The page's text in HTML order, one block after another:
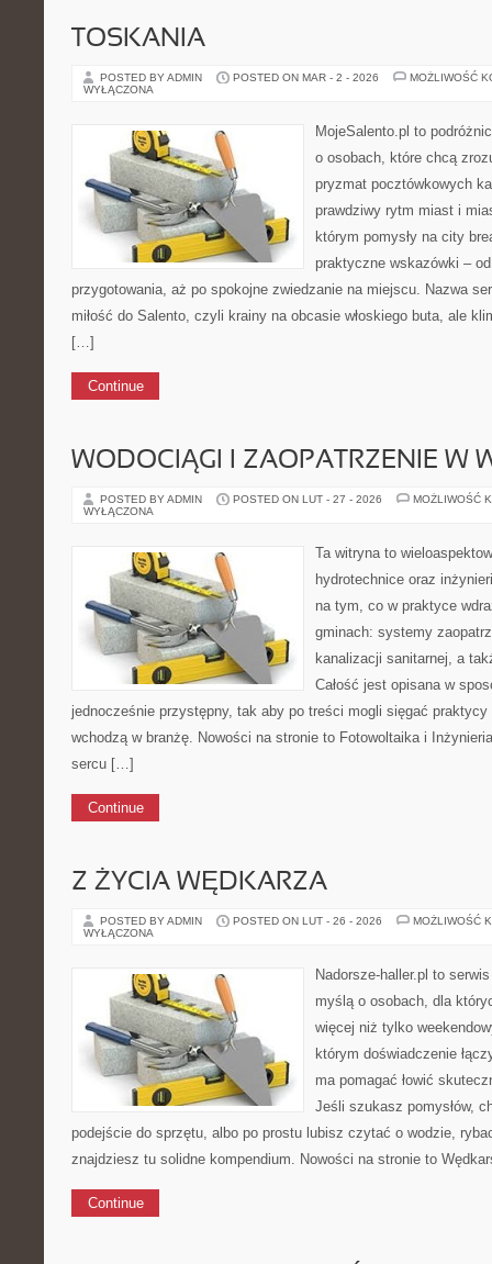
TOSKANIA
POSTED BY ADMIN POSTED ON MAR - 2 - 2026
MOŻLIWOŚĆ
WYŁĄCZONA
MojeSalento.pl to
o osobach, które chcą
pryzmat pocztówkowych
prawdziwy rytm miast i
którym pomysły na city
praktyczne wskazówki –
przygotowania, aż po spokojne zwiedzanie na miejscu. Nazwa
miłość do Salento, czyli krainy na obcasie włoskiego buta, ale
[…]
Continue
WODOCIĄGI I ZAOPATRZENIE W
POSTED BY ADMIN POSTED ON LUT - 27 - 2026
MOŻLIWOŚĆ
WYŁĄCZONA
Ta witryna to
hydrotechnice oraz
na tym, co w praktyce
gminach: systemy
kanalizacji sanitarnej, a
Całość jest opisana w
jednocześnie przystępny, tak aby po treści mogli sięgać praktycy
wchodzą w branżę. Nowości na stronie to Fotowoltaika i
sercu […]
Continue
Z ŻYCIA WĘDKARZA
POSTED BY ADMIN POSTED ON LUT - 26 - 2026
MOŻLIWOŚĆ
WYŁĄCZONA
Nadorsze-haller.pl to
myślą o osobach, dla
więcej niż tylko
którym doświadczenie
ma pomagać łowić
Jeśli szukasz pomysłów,
podejście do sprzętu, albo po prostu lubisz czytać o wodzie,
znajdziesz tu solidne kompendium. Nowości na stronie to
Continue